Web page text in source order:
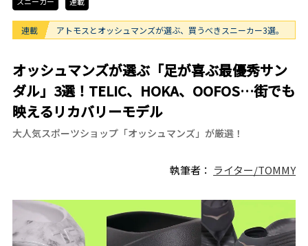
連載 アトモスとオッシュマンズが選ぶ、買うべきスニーカー3選。
オッシュマンズが選ぶ「足が喜ぶ最優秀サン
ダル」3選！TELIC、HOKA、OOFOS…街でも
映えるリカバリーモデル
大人気スポーツショップ「オッシュマンズ」が厳選！
執筆者： ライター/TOMMY